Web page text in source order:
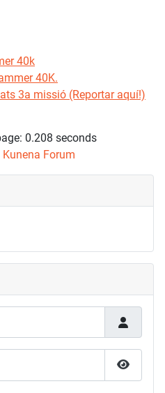
40k
40K.
3a missió (Reportar aquí!)
0.208 seconds
Kunena Forum
Mostrar